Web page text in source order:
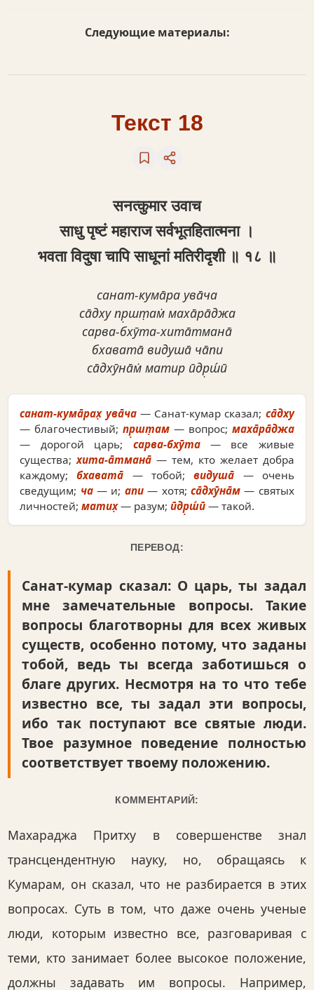
Следующие материалы:
Текст 18
सनत्कुमार उवाच
साधु पृष्टं महाराज सर्वभूतहितात्मना ।
भवता विदुषा चापि साधूनां मतिरीद‍ृशी ॥ १८ ॥
санат-кума̄ра ува̄ча
са̄дху пр̣шт̣ам̇ маха̄ра̄джа
сарва-бхӯта-хита̄тмана̄
бхавата̄ видуша̄ ча̄пи
са̄дхӯна̄м̇ матир ӣдр̣ш́ӣ
санат-кума̄рах̣ ува̄ча— Санат-кумар сказал; са̄дху
— благочестивый;пр̣шт̣ам — вопрос; маха̄ра̄джа
— дорогой царь; сарва-бхӯта— все живые
существа;хита-а̄тмана̄ — тем, кто желает добра
каждому;бхавата̄ — тобой;видуша̄ — очень
сведущим; ча— и; апи— хотя;са̄дхӯна̄м — святых
личностей;матих̣— разум;ӣдр̣ш́ӣ — такой.
ПЕРЕВОД:
Санат-кумар сказал: О царь, ты задал
мне замечательные вопросы. Такие
вопросы благотворны для всех живых
существ, особенно потому, что заданы
тобой, ведь ты всегда заботишься о
благе других. Несмотря на то что тебе
известно все, ты задал эти вопросы,
ибо так поступают все святые люди.
Твое разумное поведение полностью
соответствует твоему положению.
КОММЕНТАРИЙ:
Махараджа Притху в совершенстве знал
трансцендентную науку, но, обращаясь к
Кумарам, он сказал, что не разбирается в этих
вопросах. Суть в том, что даже очень ученые
люди, которым известно все, разговаривая с
теми, кто занимает более высокое положение,
должны задавать им вопросы. Например,